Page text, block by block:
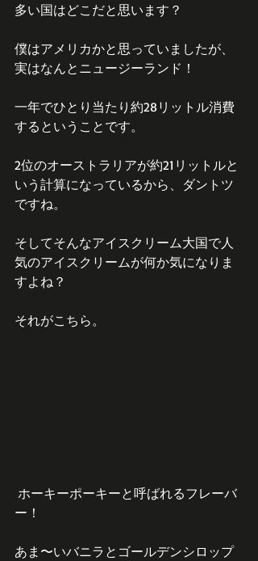
多い国はどこだと思います？
僕はアメリカかと思っていましたが、
実はなんとニュージーランド！
一年でひとり当たり約28リットル消費
するということです。
2位のオーストラリアが約21リットルと
いう計算になっているから、ダントツ
ですね。
そしてそんなアイスクリーム大国で人
気のアイスクリームが何か気になりま
すよね？
それがこちら。
ー！
あま〜いバニラとゴールデンシロップ